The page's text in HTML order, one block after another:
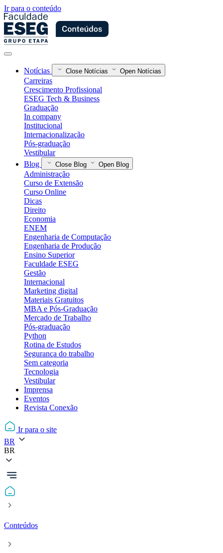
Ir para o conteúdo
Notícias Close Notícias Open Notícias
Carreiras
Crescimento Profissional
ESEG Tech & Business
Graduação
In company
Institucional
Internacionalização
Pós-graduação
Vestibular
Blog
Close Blog Open Blog
Administração
Curso de Extensão
Curso Online
Dicas
Direito
Economia
ENEM
Engenharia de Computação
Engenharia de Produção
Ensino Superior
Faculdade ESEG
Gestão
Internacional
Marketing digital
Materiais Gratuitos
MBA e Pós-Graduação
Mercado de Trabalho
Pós-graduação
Python
Rotina de Estudos
Segurança do trabalho
Sem categoria
Tecnologia
Vestibular
Imprensa
Eventos
Revista Conexão
Ir para o site
BR
BR
Conteúdos